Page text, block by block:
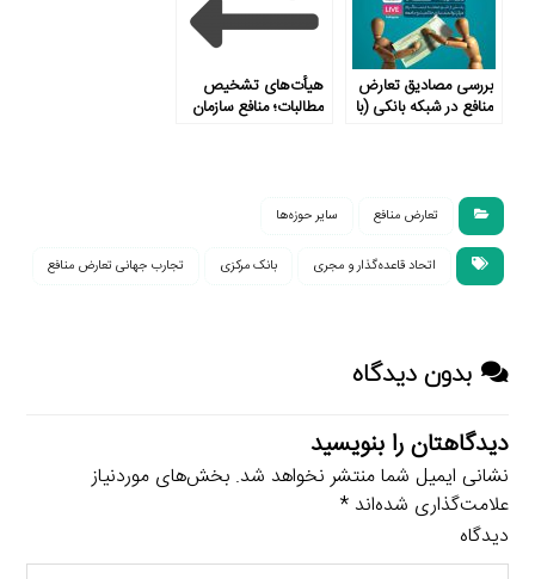
بررسی مصادیق تعارض
منافع در شبکه بانکی (با
هیأت‌های تشخیص
مطالبات؛ منافع سازمان
تعارض منافع سایر حوزه‌ها
اتحاد قاعده‌گذار و مجری بانک مرکزی تجارب جهانی تعارض منافع
بدون دیدگاه
دیدگاهتان را بنویسید
نشانی ایمیل شما منتشر نخواهد شد. بخش‌های موردنیاز
علامت‌گذاری شده‌اند*
دیدگاه